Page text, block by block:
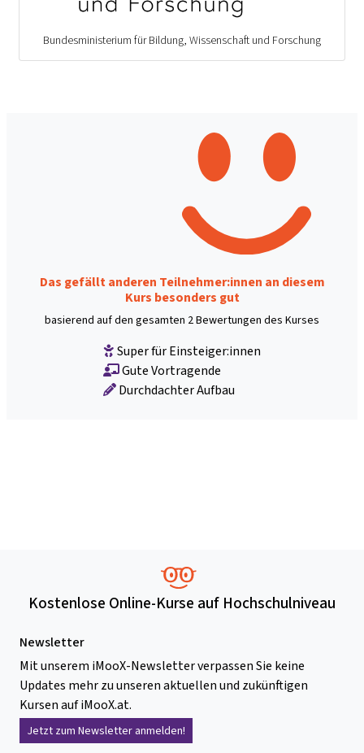
Bundesministerium für Bildung, Wissenschaft und Forschung
Das gefällt anderen Teilnehmer:innen an diesem
Kurs besonders gut
basierend auf den gesamten 2 Bewertungen des Kurses
Super für Einsteiger:innen
Gute Vortragende
Durchdachter Aufbau
Kostenlose Online-Kurse auf Hochschulniveau
Newsletter
Mit unserem iMooX-Newsletter verpassen Sie keine
Updates mehr zu unseren aktuellen und zukünftigen
Kursen auf iMooX.at.
Jetzt zum Newsletter anmelden!